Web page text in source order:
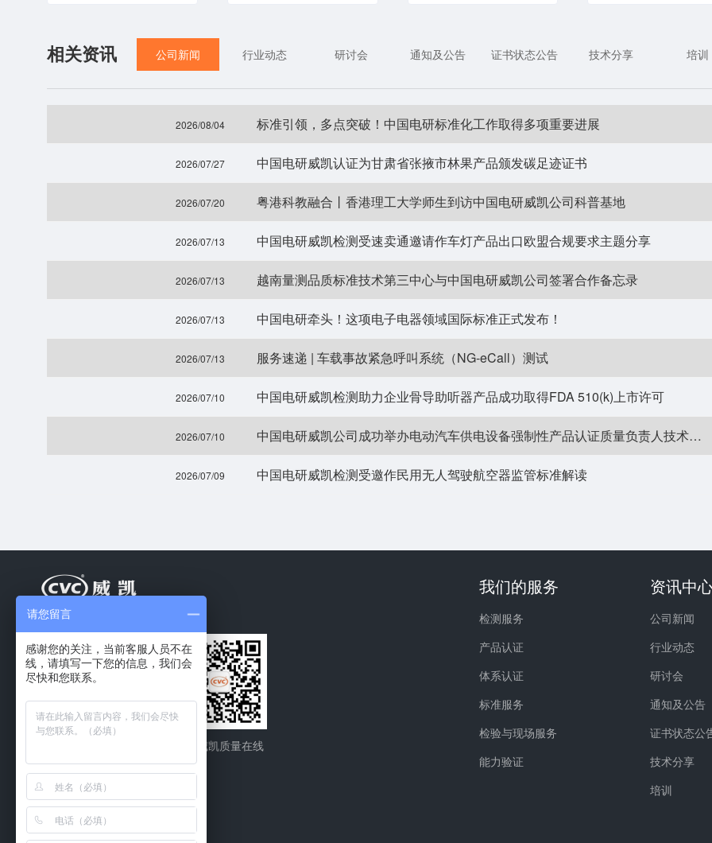
相关资讯 公司新闻 行业动态 研讨会 通知及公告 证书状态公告 技术分享 培训
2026/08/04 标准引领，多点突破！中国电研标准化工作取得多项重要进展
2026/07/27 中国电研威凯认证为甘肃省张掖市林果产品颁发碳足迹证书
2026/07/20 粤港科教融合丨香港理工大学师生到访中国电研威凯公司科普基地
2026/07/13 中国电研威凯检测受速卖通邀请作车灯产品出口欧盟合规要求主题分享
2026/07/13 越南量测品质标准技术第三中心与中国电研威凯公司签署合作备忘录
2026/07/13 中国电研牵头！这项电子电器领域国际标准正式发布！
2026/07/13 服务速递 | 车载事故紧急呼叫系统（NG-eCall）测试
2026/07/10 中国电研威凯检测助力企业骨导助听器产品成功取得FDA 510(k)上市许可
2026/07/10 中国电研威凯公司成功举办电动汽车供电设备强制性产品认证质量负责人技术交流会
2026/07/09 中国电研威凯检测受邀作民用无人驾驶航空器监管标准解读
CVC威凯质量在线
我们的服务
检测服务
产品认证
体系认证
标准服务
检验与现场服务
能力验证
资讯中
公司新闻
行业动态
研讨会
通知及公告
证书状态公
技术分享
培训
请您留言
感谢您的关注，当前客服人员不在
线，请填写一下您的信息，我们会
尽快和您联系。